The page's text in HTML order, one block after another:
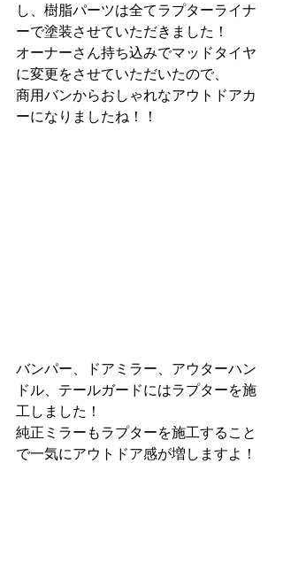
し、樹脂パーツは全てラプターライナ
ーで塗装させていただきました！
オーナーさん持ち込みでマッドタイヤ
に変更をさせていただいたので、
商用バンからおしゃれなアウトドアカ
ーになりましたね！！
バンパー、ドアミラー、アウターハン
ドル、テールガードにはラプターを施
工しました！
純正ミラーもラプターを施工すること
で一気にアウトドア感が増しますよ！